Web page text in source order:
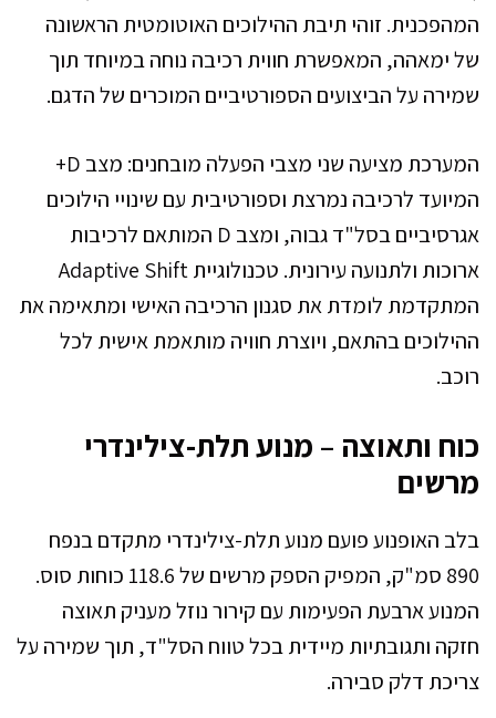
המהפכנית. זוהי תיבת ההילוכים האוטומטית הראשונה
של ימאהה, המאפשרת חווית רכיבה נוחה במיוחד תוך
שמירה על הביצועים הספורטיביים המוכרים של הדגם.
המערכת מציעה שני מצבי הפעלה מובחנים: מצב D+
המיועד לרכיבה נמרצת וספורטיבית עם שינויי הילוכים
אגרסיביים בסל"ד גבוה, ומצב D המותאם לרכיבות
ארוכות ולתנועה עירונית. טכנולוגיית Adaptive Shift
המתקדמת לומדת את סגנון הרכיבה האישי ומתאימה את
ההילוכים בהתאם, ויוצרת חוויה מותאמת אישית לכל
רוכב.
כוח ותאוצה – מנוע תלת-צילינדרי
מרשים
בלב האופנוע פועם מנוע תלת-צילינדרי מתקדם בנפח
890 סמ"ק, המפיק הספק מרשים של 118.6 כוחות סוס.
המנוע ארבעת הפעימות עם קירור נוזל מעניק תאוצה
חזקה ותגובתיות מיידית בכל טווח הסל"ד, תוך שמירה על
צריכת דלק סבירה.